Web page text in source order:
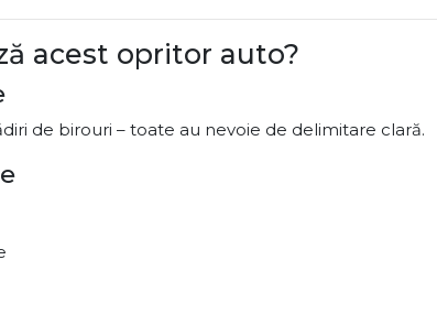
acest opritor auto?
de birouri – toate au nevoie de delimitare clară.